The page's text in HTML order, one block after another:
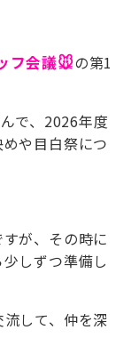
フ会議🐭の第1
で、2026年度
や目白祭につ
が、その時に
しずつ準備し
流して、仲を深